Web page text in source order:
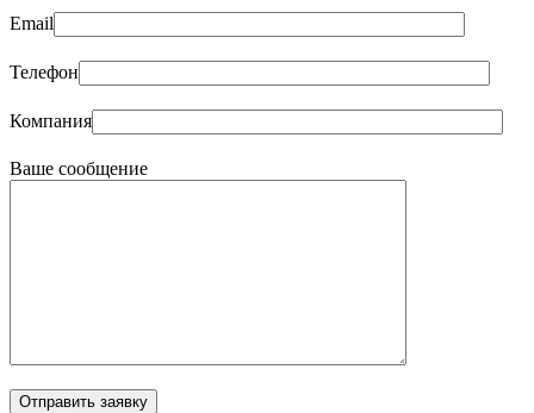
Email
Телефон
Компания
Ваше сообщение